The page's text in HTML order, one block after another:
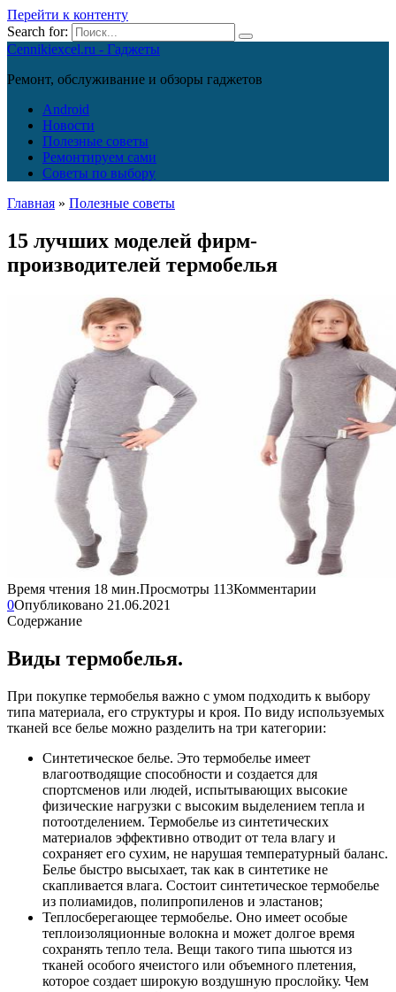
Перейти к контенту
Search for:
Cennikiexcel.ru - Гаджеты
Ремонт, обслуживание и обзоры гаджетов
Android
Новости
Полезные советы
Ремонтируем сами
Советы по выбору
Главная » Полезные советы
15 лучших моделей фирм-
производителей термобелья
Время чтения 18 мин.Просмотры 113Комментарии
0Опубликовано 21.06.2021
Содержание
Виды термобелья.
При покупке термобелья важно с умом подходить к выбору
типа материала, его структуры и кроя. По виду используемых
тканей все белье можно разделить на три категории:
Синтетическое белье. Это термобелье имеет
влагоотводящие способности и создается для
спортсменов или людей, испытывающих высокие
физические нагрузки с высоким выделением тепла и
потоотделением. Термобелье из синтетических
материалов эффективно отводит от тела влагу и
сохраняет его сухим, не нарушая температурный баланс.
Белье быстро высыхает, так как в синтетике не
скапливается влага. Состоит синтетическое термобелье
из полиамидов, полипропиленов и эластанов;
Теплосберегающее термобелье. Оно имеет особые
теплоизоляционные волокна и может долгое время
сохранять тепло тела. Вещи такого типа шьются из
тканей особого ячеистого или объемного плетения,
которое создает широкую воздушную прослойку. Чем